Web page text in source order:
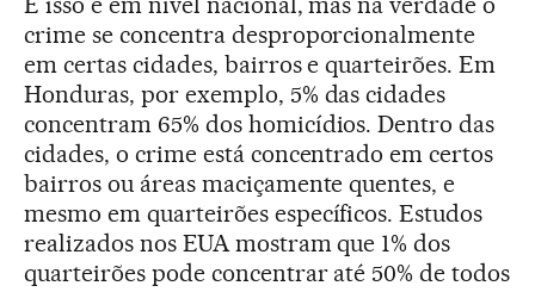
crime se concentra desproporcionalmente
em certas cidades, bairros e quarteirões. Em
Honduras, por exemplo, 5% das cidades
concentram 65% dos homicídios. Dentro das
cidades, o crime está concentrado em certos
bairros ou áreas maciçamente quentes, e
mesmo em quarteirões específicos. Estudos
realizados nos EUA mostram que 1% dos
quarteirões pode concentrar até 50% de todos